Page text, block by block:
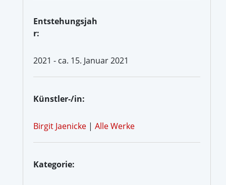
Entstehungsjah
r:
2021 - ca. 15. Januar 2021
Künstler-/in:
Birgit Jaenicke | Alle Werke
Kategorie: